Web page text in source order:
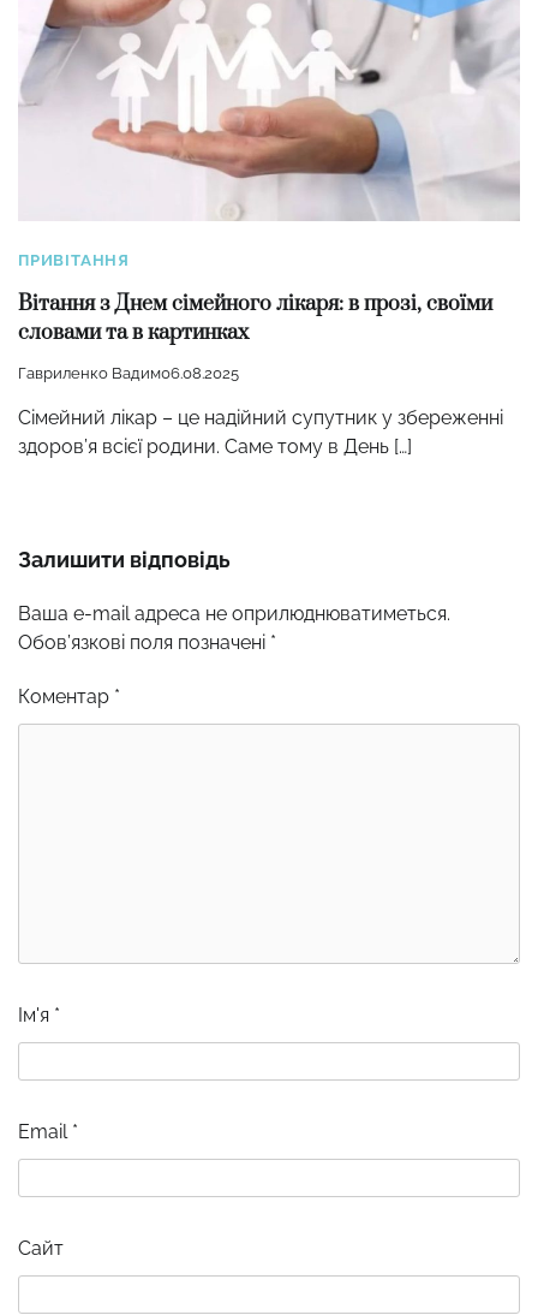
ПРИВІТАННЯ
Вітання з Днем сімейного лікаря: в прозі, своїми
словами та в картинках
Гавриленко Вадим06.08.2025
Сімейний лікар – це надійний супутник у збереженні
здоров’я всієї родини. Саме тому в День […]
Залишити відповідь
Ваша e-mail адреса не оприлюднюватиметься.
Обов’язкові поля позначені *
Коментар *
Ім'я *
Email *
Сайт